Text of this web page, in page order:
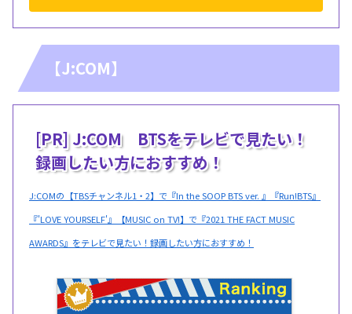
【J:COM】
[PR] J:COM BTSをテレビで見たい！
録画したい方におすすめ！
J:COMの【TBSチャンネル1・2】で『In the SOOP BTS ver. 』『Run!BTS』
『'LOVE YOURSELF'』【MUSIC on TV!】で『2021 THE FACT MUSIC
AWARDS』をテレビで見たい！録画したい方におすすめ！